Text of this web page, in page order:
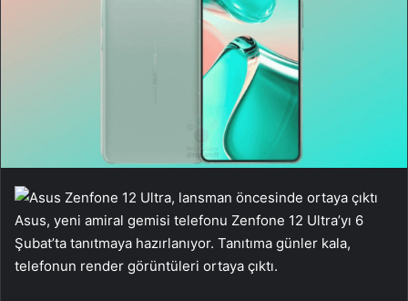
Asus, yeni amiral gemisi telefonu Zenfone 12 Ultra’yı 6
Şubat’ta tanıtmaya hazırlanıyor. Tanıtıma günler kala,
telefonun render görüntüleri ortaya çıktı.